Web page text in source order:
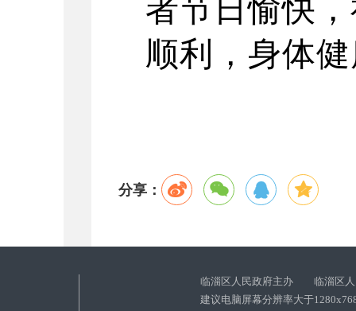
者节日愉快
顺利，身体
分享：
临淄区人民政府主办 临淄区人
建议电脑屏幕分辨率大于